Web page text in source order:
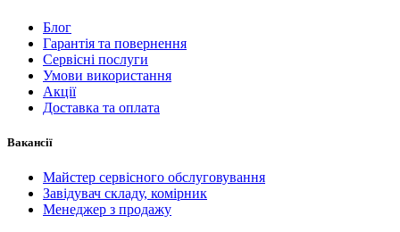
Блог
Гарантія та повернення
Сервісні послуги
Умови використання
Акції
Доставка та оплата
Вакансії
Майстер сервісного обслуговування
Завідувач складу, комірник
Менеджер з продажу